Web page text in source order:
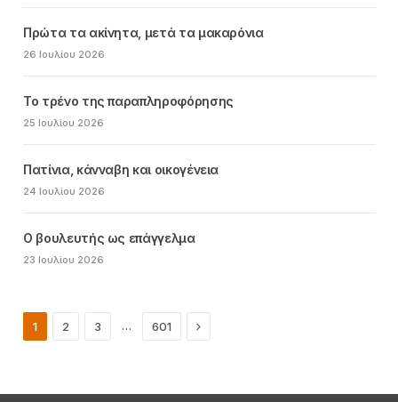
Πρώτα τα ακίνητα, μετά τα μακαρόνια
26 Ιουλίου 2026
Το τρένο της παραπληροφόρησης
25 Ιουλίου 2026
Πατίνια, κάνναβη και οικογένεια
24 Ιουλίου 2026
Ο βουλευτής ως επάγγελμα
23 Ιουλίου 2026
1 2 3 … 601 Next